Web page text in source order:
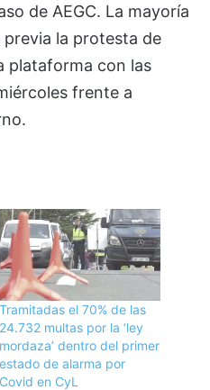
de AEGC. La mayoría
la protesta de
plataforma con las
frente a
Tramitadas el 70% de las
24.732 multas por la ‘ley
mordaza’ dentro del primer
estado de alarma por
Covid en CyL